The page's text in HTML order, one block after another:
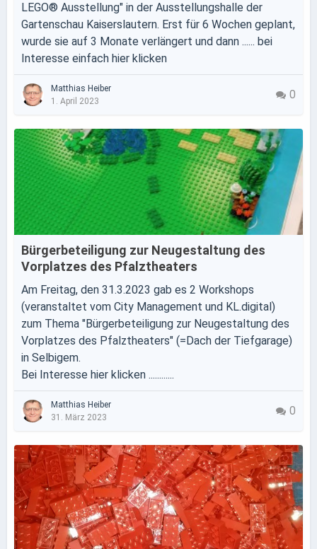
LEGO® Ausstellung" in der Ausstellungshalle der
Gartenschau Kaiserslautern. Erst für 6 Wochen geplant,
wurde sie auf 3 Monate verlängert und dann ...... bei
Interesse einfach hier klicken
Matthias Heiber
1. April 2023
0
Bürgerbeteiligung zur Neugestaltung des
Vorplatzes des Pfalztheaters
Am Freitag, den 31.3.2023 gab es 2 Workshops
(veranstaltet vom City Management und KL.digital)
zum Thema "Bürgerbeteiligung zur Neugestaltung des
Vorplatzes des Pfalztheaters" (=Dach der Tiefgarage)
in Selbigem.
Bei Interesse hier klicken ............
Matthias Heiber
31. März 2023
0